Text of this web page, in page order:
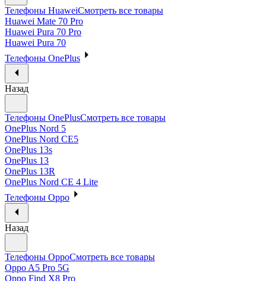
Телефоны HuaweiСмотреть все товары
Huawei Mate 70 Pro
Huawei Pura 70 Pro
Huawei Pura 70
Телефоны OnePlus
Назад
Телефоны OnePlusСмотреть все товары
OnePlus Nord 5
OnePlus Nord CE5
OnePlus 13s
OnePlus 13
OnePlus 13R
OnePlus Nord CE 4 Lite
Телефоны Oppo
Назад
Телефоны OppoСмотреть все товары
Oppo A5 Pro 5G
Oppo Find X8 Pro